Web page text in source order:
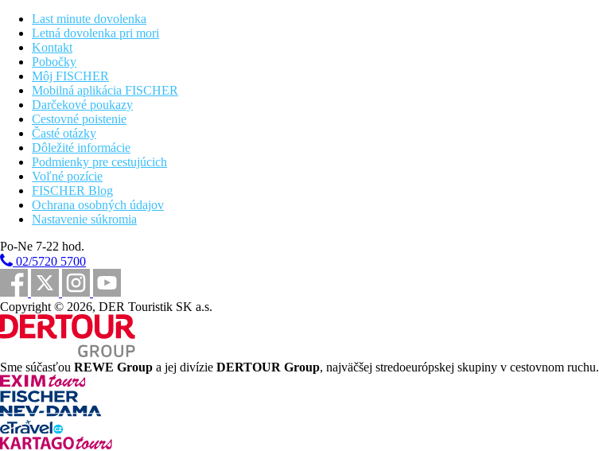
Last minute dovolenka
Letná dovolenka pri mori
Kontakt
Pobočky
Môj FISCHER
Mobilná aplikácia FISCHER
Darčekové poukazy
Cestovné poistenie
Časté otázky
Dôležité informácie
Podmienky pre cestujúcich
Voľné pozície
FISCHER Blog
Ochrana osobných údajov
Nastavenie súkromia
Po-Ne 7-22 hod.
02/5720 5700
Copyright © 2026, DER Touristik SK a.s.
Sme súčasťou REWE Group a jej divízie DERTOUR Group, najväčšej stredoeurópskej skupiny v cestovnom ruchu.